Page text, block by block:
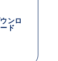
ンロ
ード